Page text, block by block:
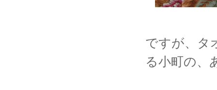
ですが、タ
る小町の、